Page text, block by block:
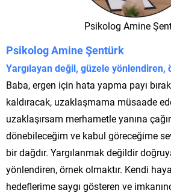
Psikolog Amine
PsikologAmine Şentürk
Yargılayan değil, güzele yönlendiren,
Baba, ergen için hata yapma payı
kaldıracak, uzaklaşmama müsaade
uzaklaşırsam merhametle yanına
dönebileceğim ve kabul göreceğime
bir dağdır. Yargılanmak değildir
yönlendiren, örnek olmaktır. Kendi
hedeflerime saygı gösteren ve